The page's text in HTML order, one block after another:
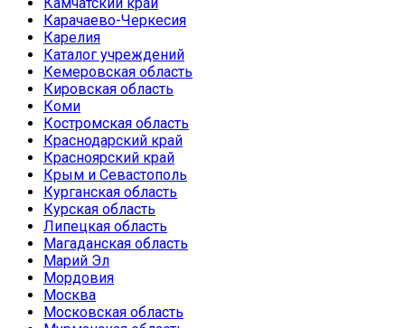
Карачаево-Черкесия
Карелия
Каталог учреждений
Кемеровская область
Кировская область
Коми
Костромская область
Краснодарский край
Красноярский край
Крым и Севастополь
Курганская область
Курская область
Липецкая область
Магаданская область
Марий Эл
Мордовия
Москва
Московская область